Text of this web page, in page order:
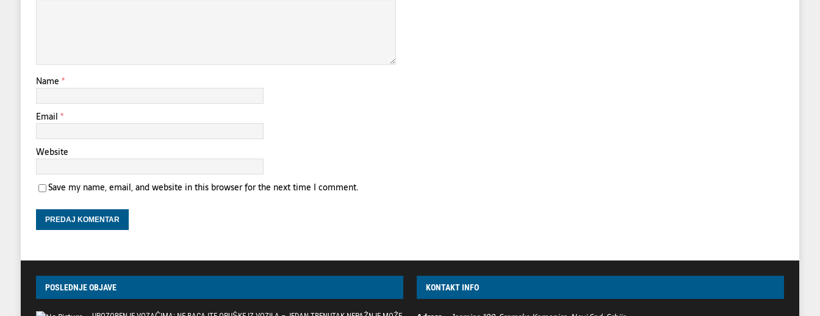
Name *
Email *
Website
Save my name, email, and website in this browser for the next time I comment.
POSLEDNJE OBJAVE KONTAKT INFO